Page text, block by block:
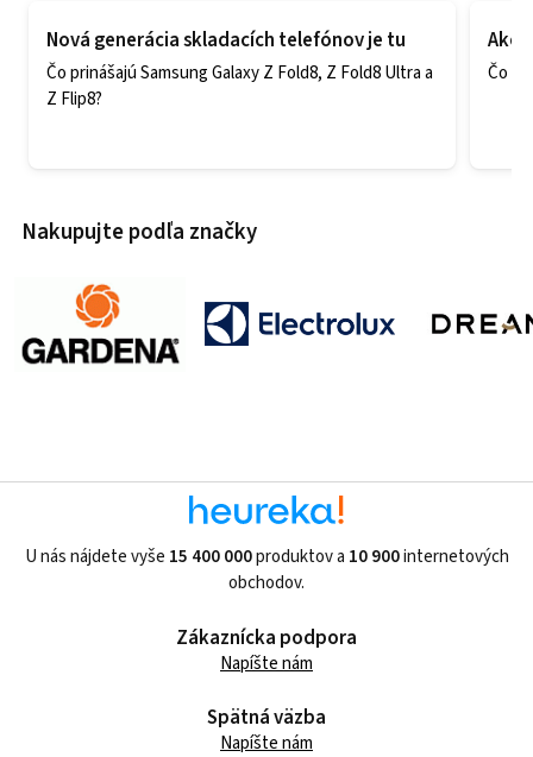
Nová generácia skladacích telefónov je tu
Čo prinášajú Samsung Galaxy Z Fold8, Z Fold8 Ultra a
Z Flip8?
Ako
Čo
Nakupujte podľa značky
U nás nájdete vyše 15 400 000produktov a 10 900internetových
obchodov.
Zákaznícka podpora
Napíšte nám
Spätná väzba
Napíšte nám